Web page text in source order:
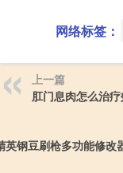
网络标签：
上一篇
肛门息肉怎么治
英钢豆刷枪多功能修改